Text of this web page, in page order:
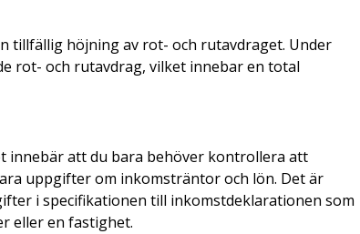
tillfällig höjning av rot- och rutavdraget. Under
rot- och rutavdrag, vilket innebar en total
innebär att du bara behöver kontrollera att
uppgifter om inkomsträntor och lön. Det är
i specifikationen till inkomstdeklarationen som
eller en fastighet.